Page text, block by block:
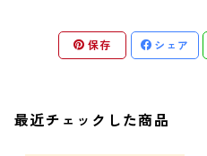
保存 シェア
最近チェックした商品